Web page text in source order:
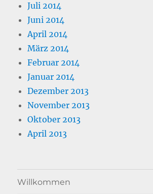
Juli 2014
Juni 2014
April 2014
März 2014
Februar 2014
Januar 2014
Dezember 2013
November 2013
Oktober 2013
April 2013
Willkommen